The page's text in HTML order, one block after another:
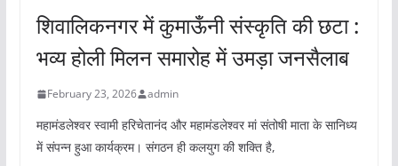
शिवालिकनगर में कुमाऊँनी संस्कृति की छटा :
भव्य होली मिलन समारोह में उमड़ा जनसैलाब
February 23, 2026 admin
महामंडलेश्वर स्वामी हरिचेतानंद और महामंडलेश्वर मां संतोषी माता के सानिध्य
में संपन्न हुआ कार्यक्रम। संगठन ही कलयुग की शक्ति है,